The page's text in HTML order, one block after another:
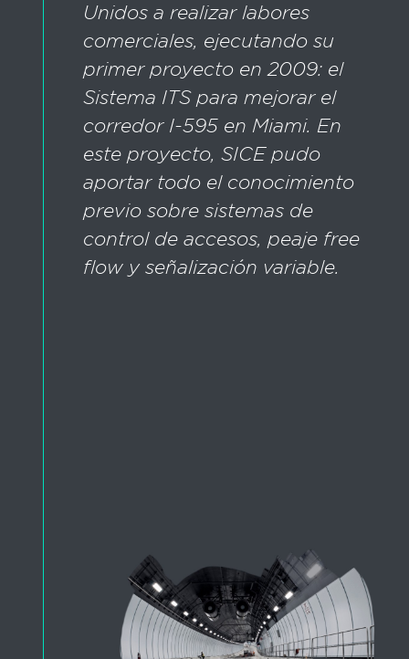
Unidos a realizar labores
comerciales, ejecutando su
primer proyecto en 2009: el
Sistema ITS para mejorar el
corredor I-595 en Miami. En
este proyecto, SICE pudo
aportar todo el conocimiento
previo sobre sistemas de
control de accesos, peaje free
flow y señalización variable.